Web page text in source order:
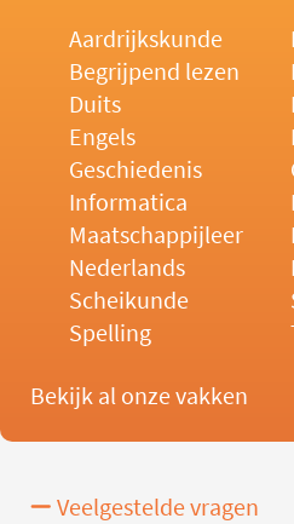
Aardrijkskunde
Begrijpend lezen
Duits
Engels
Geschiedenis
Informatica
Maatschappijleer
Nederlands
Scheikunde
Spelling
Bekijk al onze vakken
Veelgestelde vragen